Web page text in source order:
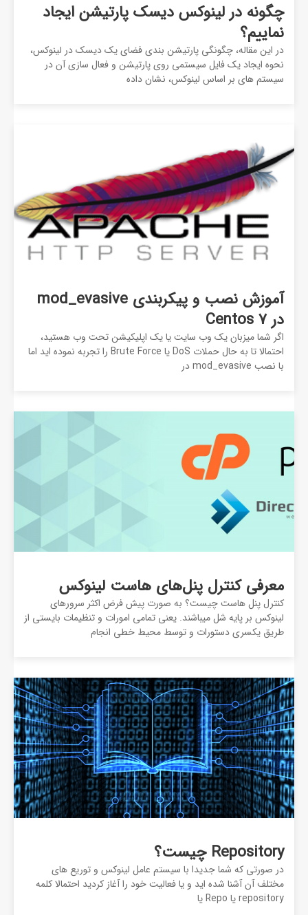
چگونه در لینوکس دیسک پارتیشن ایجاد
نماییم؟
در این مقاله، چگونگی پارتیشن بندی فضای یک دیسک در لینوکس،
نحوه ایجاد یک فایل سیستمی روی پارتیشن و فعال سازی آن در
سیستم های بر اساس لینوکس، نشان داده
آموزش نصب و پیکربندی mod_evasive
در Centos 7
اگر شما میزبان یک وب سایت یا یک اپلیکیشن تحت وب هستید،
احتمالا تا به حال حملات DoS یا Brute Force را تجربه نموده اید اما
با نصب mod_evasive در
معرفی کنترل پنل‌های هاست لینوکس
کنترل پنل هاست چیست؟ به صورت پیش فرض اکثر سرورهای
لینوکس بر پایه شل میباشند. یعنی تمامی امورات و تنظیمات بایستی از
طریق یکسری دستورات و توسط محیط خطی انجام
Repository چیست؟
در صورتی که شما جدیدا با سیستم عامل لینوکس و توریع های
مختلف آن آشنا شده اید و یا فعالیت خود را آغاز کردید احتمالا کلمه
repository یا Repo یا